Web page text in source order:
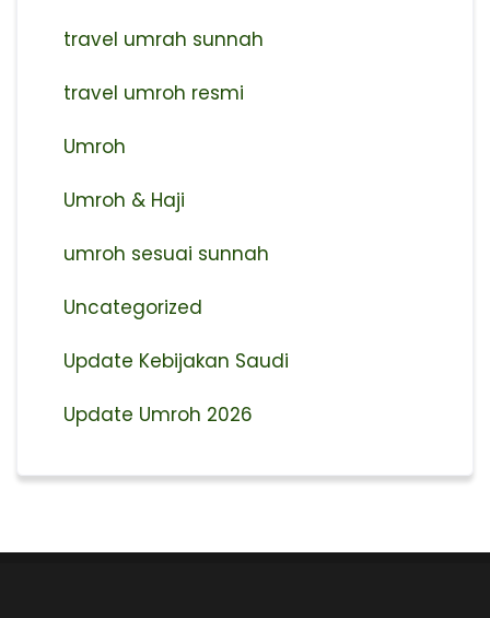
travel umrah sunnah
travel umroh resmi
Umroh
Umroh & Haji
umroh sesuai sunnah
Uncategorized
Update Kebijakan Saudi
Update Umroh 2026